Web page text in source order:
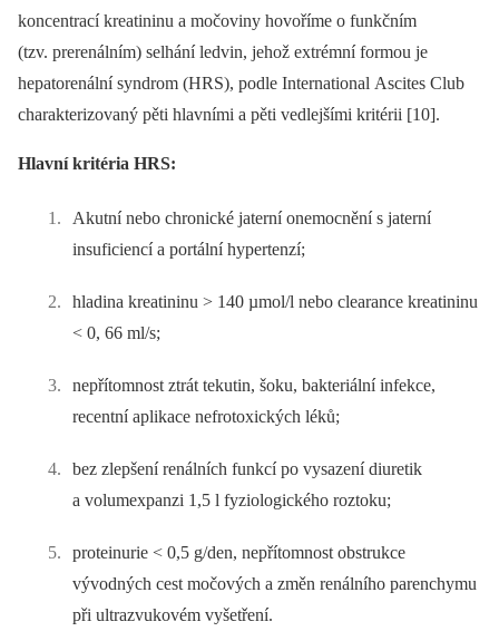
koncentrací kreatininu a močoviny hovoříme o funkčním
(tzv. prerenálním) selhání ledvin, jehož extrémní formou je
hepatorenální syndrom (HRS), podle International Ascites Club
charakterizovaný pěti hlavními a pěti vedlejšími kritérii [10].
Hlavní kritéria HRS:
Akutní nebo chronické jaterní onemocnění s jaterní
insuficiencí a portální hypertenzí;
hladina kreatininu > 140 µmol/l nebo clearance kreatininu
< 0, 66 ml/s;
nepřítomnost ztrát tekutin, šoku, bakteriální infekce,
recentní aplikace nefrotoxických léků;
bez zlepšení renálních funkcí po vysazení diuretik
a volumexpanzi 1,5 l fyziologického roztoku;
proteinurie < 0,5 g/den, nepřítomnost obstrukce
vývodných cest močových a změn renálního parenchymu
při ultrazvukovém vyšetření.